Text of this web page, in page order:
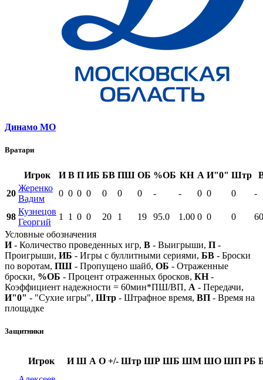
Динамо МО
Вратари
Игрок И В П ИБ БВ ПШ ОБ %ОБ КН А И"0" Штр
20
Жеренко
Вадим
0 0 0 0 0 0 0 - - 0 0 0 -
98
Кузнецов
Георгий
1 1 0 0 20 1 19 95.0 1.00 0 0 0
Условные обозначения
И- Количество проведенных игр, В - Выигрыши, П -
Проигрыши, ИБ - Игры с буллитными сериями, БВ - Броски
по воротам, ПШ - Пропущено шайб, ОБ - Отраженные
броски, %ОБ - Процент отраженных бросков, КН-
Коэффициент надежности = 60мин*ПШ/ВП, А - Передачи,
И"0" - "Сухие игры", Штр - Штрафное время, ВП - Время на
площадке
Защитники
Игрок И Ш А О +/- Штр ШР ШБ ШМ ШО ШП РБ